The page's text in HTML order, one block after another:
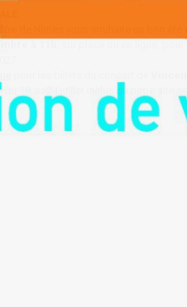
de Nîmes vous souhaite un bon été
à 11h
, sur place ou en ligne,
du 19 au 24 juillet inclus où notre site